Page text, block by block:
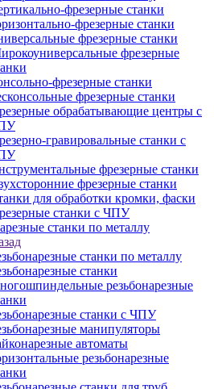
фрезерные станки
фрезерные станки
фрезерные станки
фрезерные
фрезерные станки
фрезерные станки
обрабатывающие центры с
гравировальные станки с
фрезерные станки
фрезерные станки
для обработки кромки, фаски
станки с ЧПУ
станки по металлу
станки по металлу
станки
резьбонарезные
станки с ЧПУ
манипуляторы
автоматы
резьбонарезные